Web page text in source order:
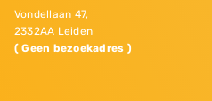
Vondellaan 47,
2332AA Leiden
( Geen bezoekadres )